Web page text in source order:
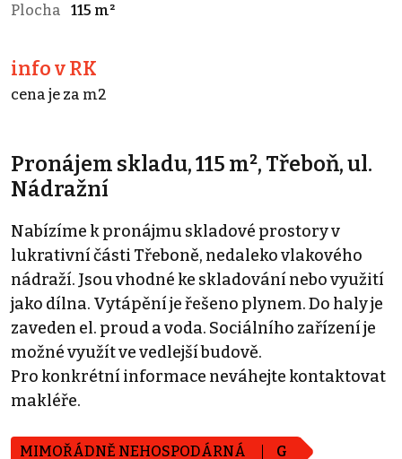
Plocha
115 m²
info v RK
cena je za m2
Pronájem skladu, 115 m², Třeboň, ul.
Nádražní
Nabízíme k pronájmu skladové prostory v
lukrativní části Třeboně, nedaleko vlakového
nádraží. Jsou vhodné ke skladování nebo využití
jako dílna. Vytápění je řešeno plynem. Do haly je
zaveden el. proud a voda. Sociálního zařízení je
možné využít ve vedlejší budově.
Pro konkrétní informace neváhejte kontaktovat
makléře.
MIMOŘÁDNĚ NEHOSPODÁRNÁ G